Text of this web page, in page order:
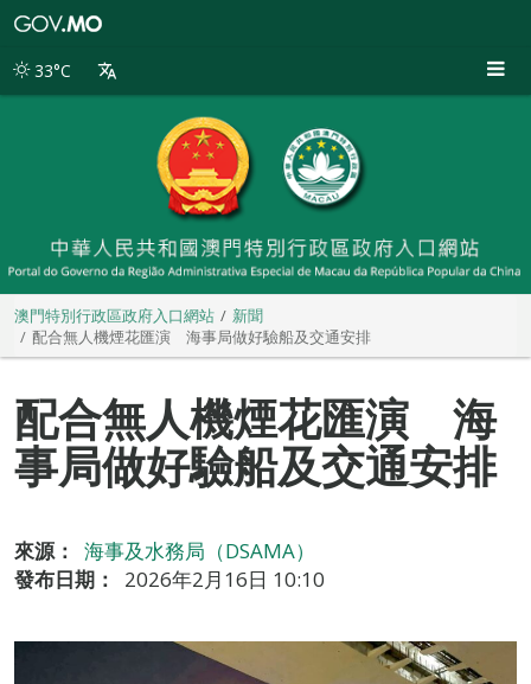
別
33°C
澳門特別行政區政府入口網站
新聞
配合無人機煙花匯演 海事局做好驗船及交通安排
配合無人機煙花匯演 海
事局做好驗船及交通安排
來源：
海事及水務局（DSAMA）
發布日期：
2026年2月16日 10:10